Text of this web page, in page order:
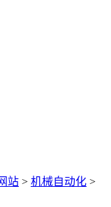
站 > 机械自动化 >